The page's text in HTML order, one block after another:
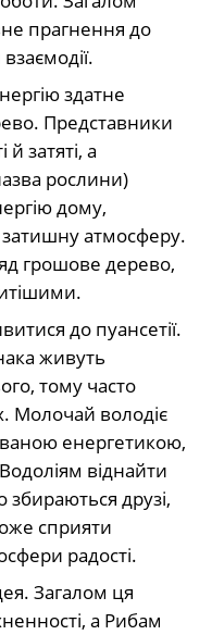
прагнення до
здатне
Представники
затяті, а
рослини)
дому,
атмосферу.
грошове дерево,
до пуансетії.
живуть
тому часто
Молочай володіє
енергетикою,
віднайти
друзі,
сприяти
радості.
Загалом ця
а Рибам